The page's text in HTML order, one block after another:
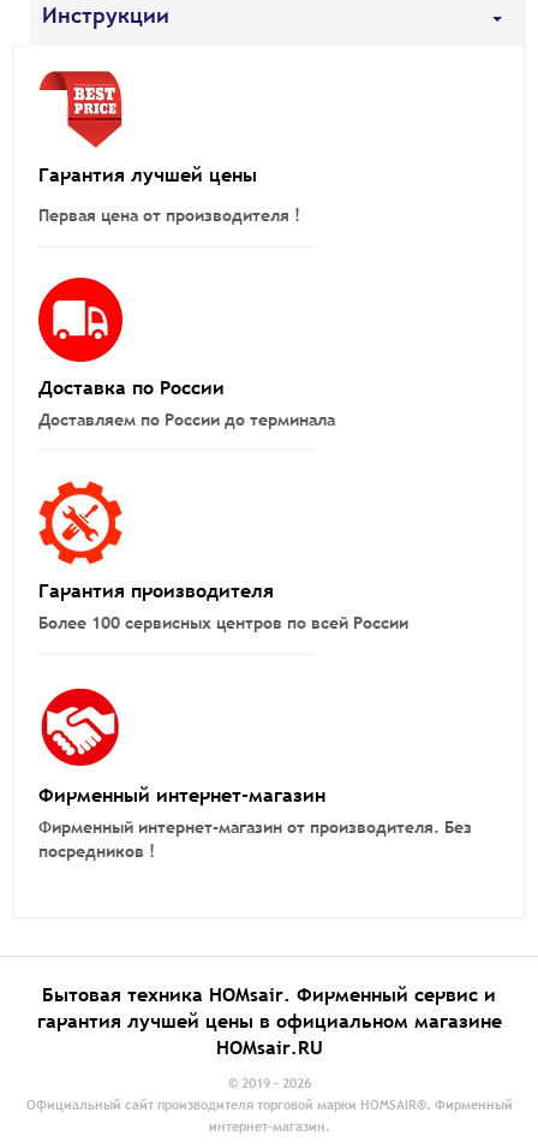
Инструкции
Гарантия лучшей цены
Первая цена от производителя !
Доставка по России
Доставляем по России до терминала
Гарантия производителя
Более 100 сервисных центров по всей России
Фирменный интернет-магазин
Фирменный интернет-магазин от производителя. Без
посредников !
Бытовая техника HOMsair. Фирменный сервис и
гарантия лучшей цены в официальном магазине
HOMsair.RU
© 2019 - 2026
Официальный сайт производителя торговой марки HOMSAIR®. Фирменный
интернет-магазин.